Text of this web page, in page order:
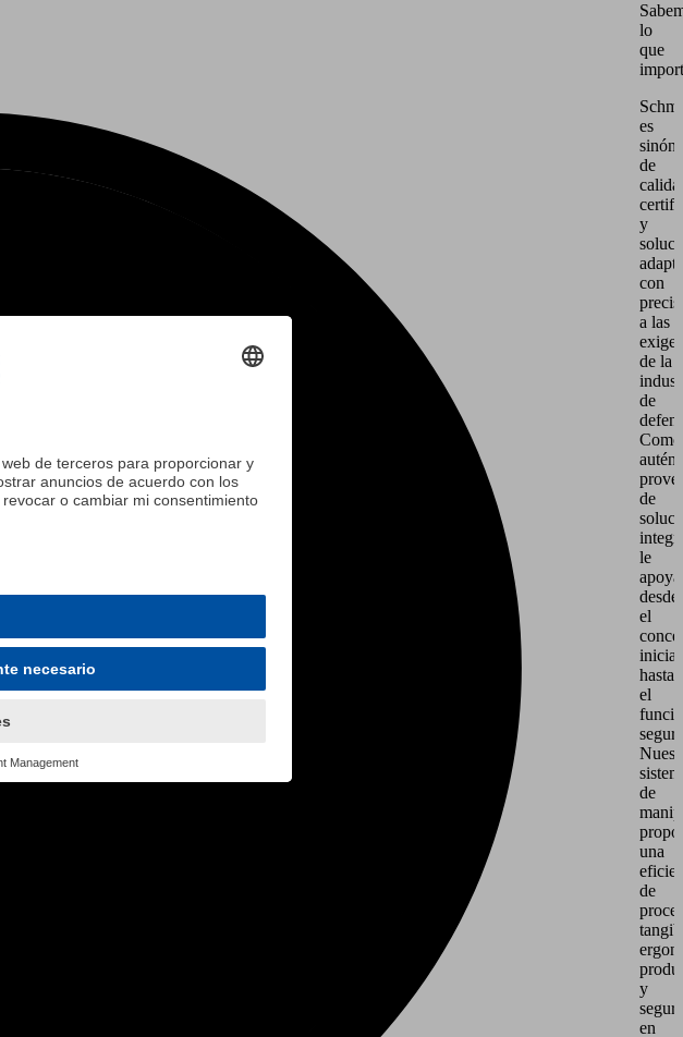
lo
que
es
de
y
con
a las
de la
de
Como
de
le
desde
el
inicial
hasta
el
de
una
de
y
en